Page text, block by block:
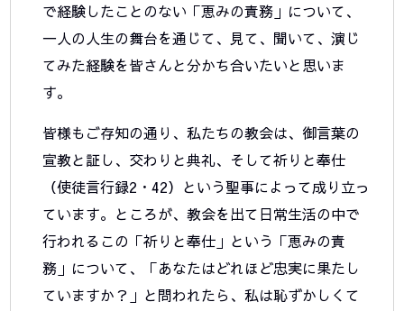
で経験したことのない「恵みの責務」について、
一人の人生の舞台を通じて、見て、聞いて、演じ
てみた経験を皆さんと分かち合いたいと思いま
す。
皆様もご存知の通り、私たちの教会は、御言葉の
宣教と証し、交わりと典礼、そして祈りと奉仕
（使徒言行録2・42）という聖事によって成り立っ
ています。ところが、教会を出て日常生活の中で
行われるこの「祈りと奉仕」という「恵みの責
務」について、「あなたはどれほど忠実に果たし
ていますか？」と問われたら、私は恥ずかしくて